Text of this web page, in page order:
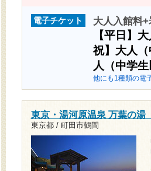
電子チケット 大人入館料
【平日】
祝】大人
人（中学
他にも1種類の電
東京・湯河原温泉 万葉の湯
東京都 / 町田市鶴間